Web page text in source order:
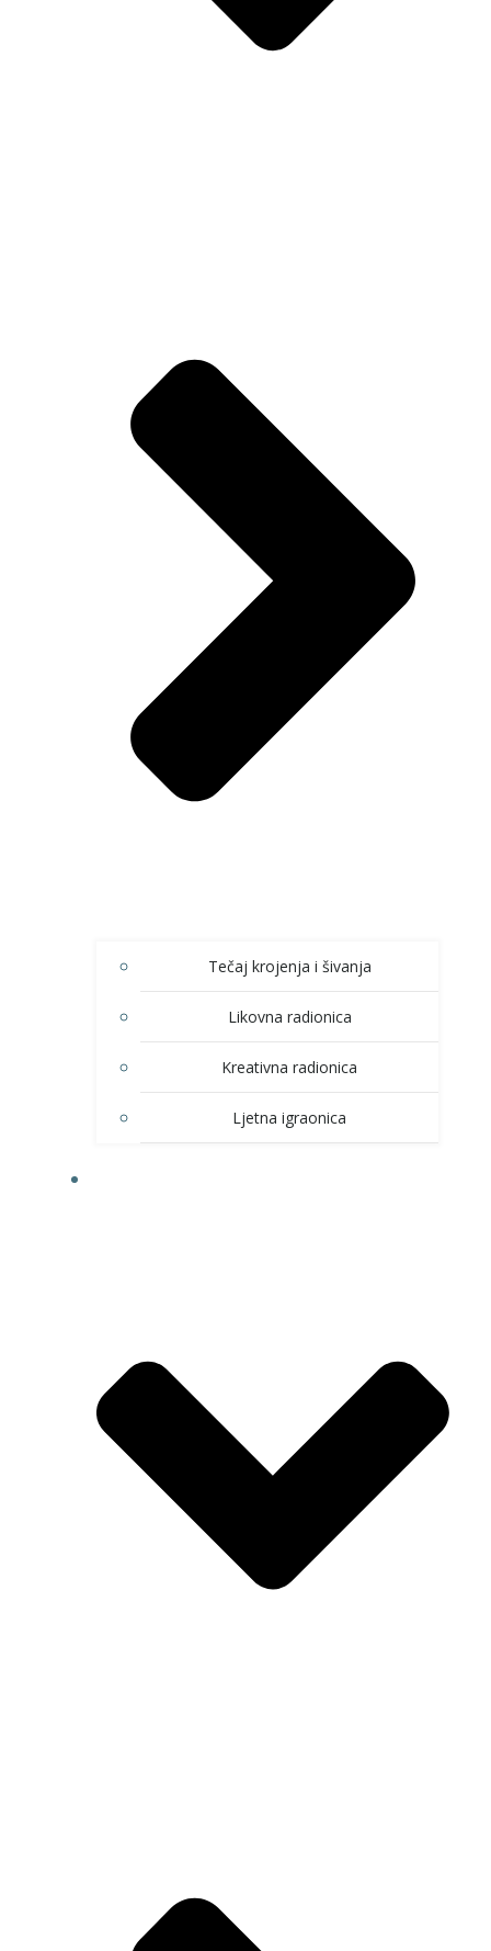
Tečaj krojenja i šivanja
Likovna radionica
Kreativna radionica
Ljetna igraonica